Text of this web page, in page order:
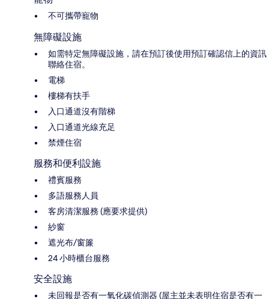
不可攜帶寵物
無障礙設施
如需特定無障礙設施，請在預訂後使用預訂確認信上的資訊
聯絡住宿。
電梯
樓梯有扶手
入口通道沒有階梯
入口通道光線充足
禁煙住宿
服務和便利設施
禮賓服務
多語服務人員
客房清潔服務 (應要求提供)
紗窗
遮光布/窗簾
24 小時櫃台服務
安全設施
未回報是否有一氧化碳偵測器 (屋主並未表明住宿是否有一